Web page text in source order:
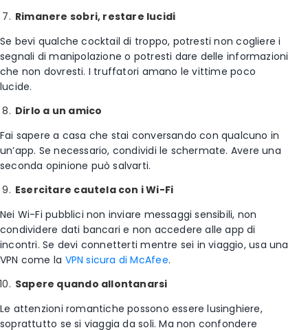
Rimanere sobri, restare lucidi
Se bevi qualche cocktail di troppo, potresti non cogliere i
segnali di manipolazione o potresti dare delle informazioni
che non dovresti. I truffatori amano le vittime poco
lucide.
Dirlo a un amico
Fai sapere a casa che stai conversando con qualcuno in
un’app. Se necessario, condividi le schermate. Avere una
seconda opinione può salvarti.
Esercitare cautela con i Wi-Fi
Nei Wi-Fi pubblici non inviare messaggi sensibili, non
condividere dati bancari e non accedere alle app di
incontri. Se devi connetterti mentre sei in viaggio, usa una
VPN come la VPN sicura di McAfee.
Sapere quando allontanarsi
Le attenzioni romantiche possono essere lusinghiere,
soprattutto se si viaggia da soli. Ma non confondere